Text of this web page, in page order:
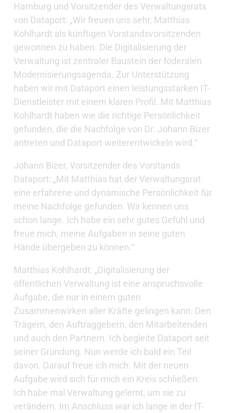
Hamburg und Vorsitzender des Verwaltungsrats
von Dataport: „Wir freuen uns sehr, Matthias
Kohlhardt als künftigen Vorstandsvorsitzenden
gewonnen zu haben. Die Digitalisierung der
Verwaltung ist zentraler Baustein der föderalen
Modernisierungsagenda. Zur Unterstützung
haben wir mit Dataport einen leistungsstarken IT-
Dienstleister mit einem klaren Profil. Mit Matthias
Kohlhardt haben wie die richtige Persönlichkeit
gefunden, die die Nachfolge von Dr. Johann Bizer
antreten und Dataport weiterentwickeln wird.“
Johann Bizer, Vorsitzender des Vorstands
Dataport: „Mit Matthias hat der Verwaltungsrat
eine erfahrene und dynamische Persönlichkeit für
meine Nachfolge gefunden. Wir kennen uns
schon lange. Ich habe ein sehr gutes Gefühl und
freue mich, meine Aufgaben in seine guten
Hände übergeben zu können.“
Matthias Kohlhardt: „Digitalisierung der
öffentlichen Verwaltung ist eine anspruchsvolle
Aufgabe, die nur in einem guten
Zusammenwirken aller Kräfte gelingen kann: Den
Trägern, den Auftraggebern, den Mitarbeitenden
und auch den Partnern. Ich begleite Dataport seit
seiner Gründung. Nun werde ich bald ein Teil
davon. Darauf freue ich mich. Mit der neuen
Aufgabe wird sich für mich ein Kreis schließen:
Ich habe mal Verwaltung gelernt, um sie zu
verändern. Im Anschluss war ich lange in der IT-